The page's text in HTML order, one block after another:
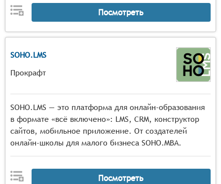
Посмотреть
SOHO.LMS
Прокрафт
SOHO.LMS — это платформа для онлайн-образования
в формате «всё включено»: LMS, CRM, конструктор
сайтов, мобильное приложение. От создателей
онлайн-школы для малого бизнеса SOHO.MBA.
Посмотреть